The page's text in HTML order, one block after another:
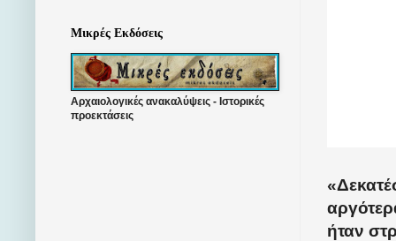
ήταν
Μικρές Εκδόσεις
Αρχαιολογικές ανακαλύψεις - Ιστορικές
προεκτάσεις